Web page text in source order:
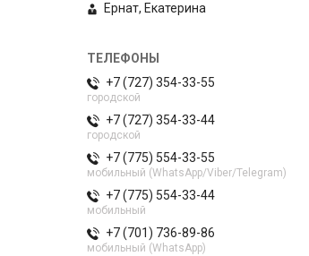
Ернат, Екатерина
+7 (727) 354-33-55
городской
+7 (727) 354-33-44
городской
+7 (775) 554-33-55
мобильный (WhatsApp/Viber/Telegram)
+7 (775) 554-33-44
мобильный
+7 (701) 736-89-86
мобильный (WhatsApp)